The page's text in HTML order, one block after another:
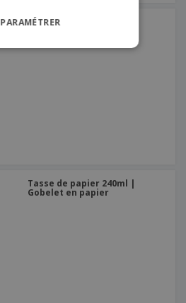
Verre à vin 190ml SAVOIE
Tasse de papier 240ml |
Gobelet en papier
PARAMÉTRER